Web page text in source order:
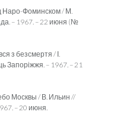
Наро-Фоминском / М.
– 1967. – 22 июня (№
з безсмертя / І.
Запоріжжя. – 1967. – 21
Москвы / В. Ильин //
– 20 июня.